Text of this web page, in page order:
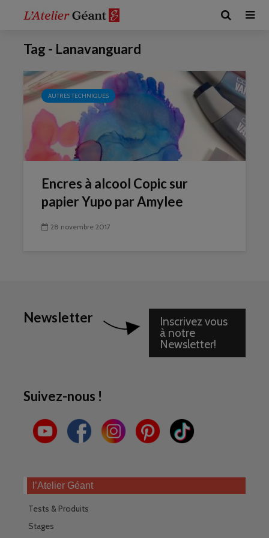
Tag - Lanavanguard
AUTRES TECHNIQUES
Encres à alcool Copic sur
papier Yupo par Amylee
28 novembre 2017
Newsletter
Inscrivez vous
à notre
Newsletter!
Suivez-nous !
l’Atelier Géant
Tests & Produits
Stages